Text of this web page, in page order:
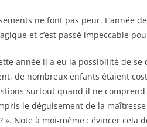
ne font pas peur. L’année
et c’est passé impeccable
année il a eu la possibilité de
de nombreux enfants étaient
surtout quand il ne comprend
le déguisement de la
». Note à moi-même : évincer cela